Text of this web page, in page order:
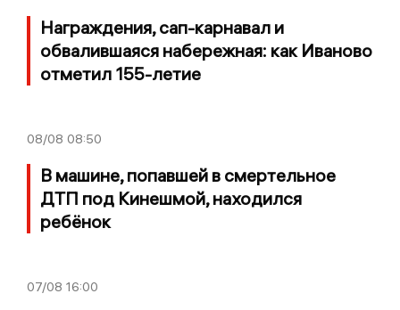
Награждения, сап-карнавал и
обвалившаяся набережная: как Иваново
отметил 155-летие
08/08 08:50
В машине, попавшей в смертельное
ДТП под Кинешмой, находился
ребёнок
07/08 16:00